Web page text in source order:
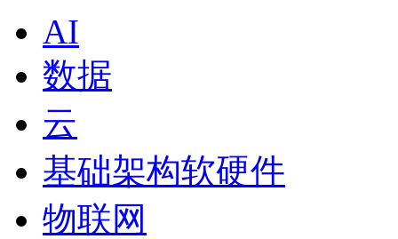
AI
数据
云
基础架构软硬件
物联网